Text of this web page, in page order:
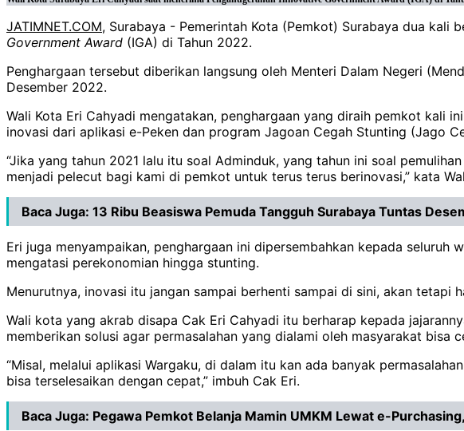
JATIMNET.COM, Surabaya - Pemerintah Kota (Pemkot) Surabaya dua kali
Government Award (IGA) di Tahun 2022.
Penghargaan tersebut diberikan langsung oleh Menteri Dalam Negeri
Desember 2022.
Wali Kota Eri Cahyadi mengatakan, penghargaan yang diraih pemkot kali
inovasi dari aplikasi e-Peken dan program Jagoan Cegah Stunting (Jago
“Jika yang tahun 2021 lalu itu soal Adminduk, yang tahun ini soal
menjadi pelecut bagi kami di pemkot untuk terus terus berinovasi,” kata
Baca Juga: 13 Ribu Beasiswa Pemuda Tangguh Surabaya Tuntas
Eri juga menyampaikan, penghargaan ini dipersembahkan kepada
mengatasi perekonomian hingga stunting.
Menurutnya, inovasi itu jangan sampai berhenti sampai di sini, akan tetapi
Wali kota yang akrab disapa Cak Eri Cahyadi itu berharap kepada
memberikan solusi agar permasalahan yang dialami oleh masyarakat bisa
“Misal, melalui aplikasi Wargaku, di dalam itu kan ada banyak
bisa terselesaikan dengan cepat,” imbuh Cak Eri.
Baca Juga: Pegawa Pemkot Belanja Mamin UMKM Lewat e-